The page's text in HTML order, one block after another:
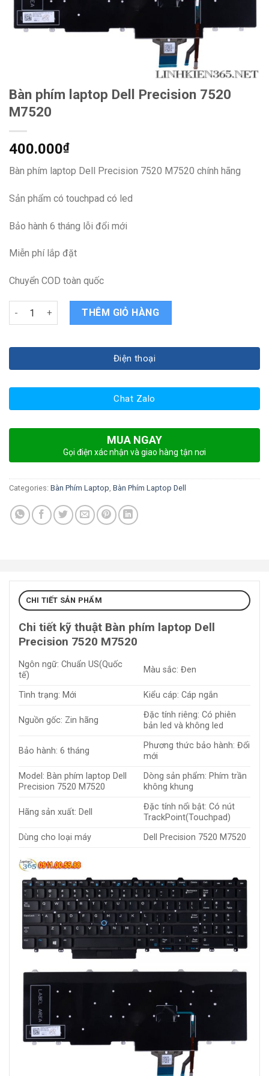
Bàn phím laptop Dell Precision 7520
M7520
400.000₫
Bàn phím laptop Dell Precision 7520 M7520 chính hãng
Sản phẩm có touchpad có led
Bảo hành 6 tháng lỗi đổi mới
Miễn phí lắp đặt
Chuyển COD toàn quốc
Bàn phím laptop Dell Precision 7520 M7520 quantity
THÊM GIỎ HÀNG
Điện thoại
Chat Zalo
MUA NGAY
Gọi điện xác nhận và giao hàng tận nơi
Categories: Bàn Phím Laptop, Bàn Phím Laptop Dell
CHI TIẾT SẢN PHẨM
Chi tiết kỹ thuật Bàn phím laptop Dell
Precision 7520 M7520
Ngôn ngữ: Chuẩn US(Quốc
tế)
Màu sắc: Đen
Tình trạng: Mới Kiểu cáp: Cáp ngắn
Nguồn gốc: Zin hãng
Đặc tính riêng: Có phiên
bản led và không led
Bảo hành: 6 tháng
Phương thức bảo hành: Đổi
mới
Model: Bàn phím laptop Dell
Precision 7520 M7520
Dòng sản phẩm: Phím trần
không khung
Hãng sản xuất: Dell
Đặc tính nổi bật: Có nút
TrackPoint(Touchpad)
Dùng cho loại máy
Dell Precision 7520 M7520